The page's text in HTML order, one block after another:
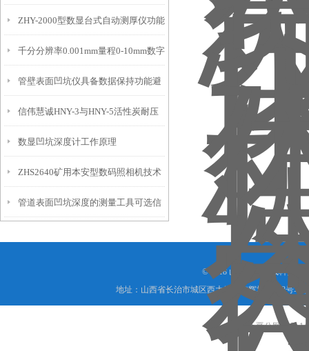
IP54级表头分辨率0.01mm量程
10mm！
ZHY-2000型数显台式自动测厚仪功能
特点
千分分辨率0.001mm量程0-10mm数字
埋头度仪技术参数！
管壁表面凹坑仪具备数据保持功能避
免测试过程中测针移动导致数据变动
信伟慧诚HNY-3与HNY-5活性炭耐压
强度测定仪技术参数！
数显凹坑深度计工作原理
ZHS2640矿用本安型数码照相机技术
参数！
管道表面凹坑深度的测量工具可选信
© 2018 山西信伟慧诚科技有
地址：山西省长治市城区西大街下梅辉坡小区8号写
晋公网安备